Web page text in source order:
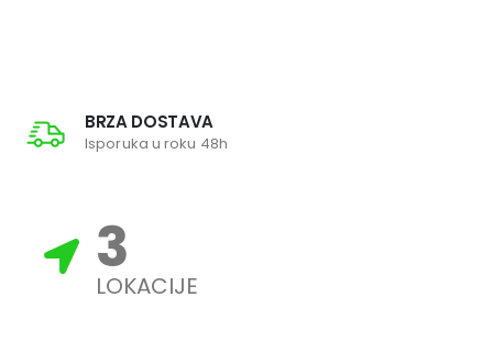
BRZA DOSTAVA
Isporuka u roku 48h
3
LOKACIJE